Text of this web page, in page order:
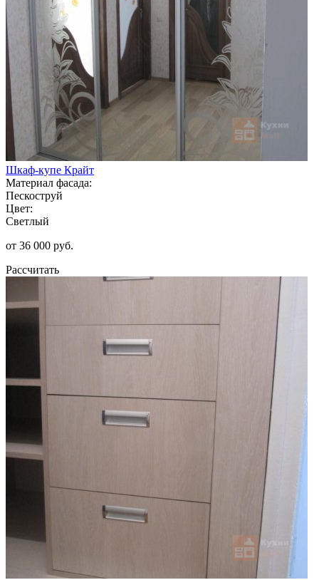
Шкаф-купе Крайт
Материал фасада:
Пескоструй
Цвет:
Светлый
от 36 000 руб.
Рассчитать